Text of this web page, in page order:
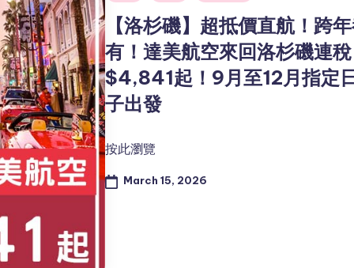
【洛杉磯】超抵價直航！跨
有！達美航空來回洛杉磯連稅
$4,841起！9月至12月指定
子出發
按此瀏覽
March 15, 2026